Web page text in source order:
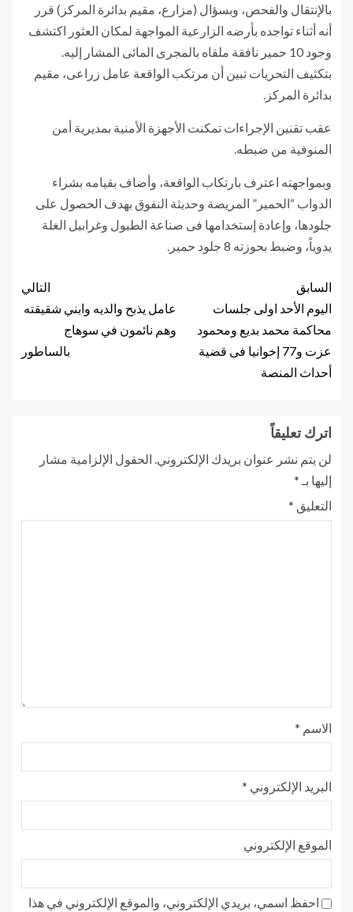
بالإنتقال والفحص، وبسؤال (مزارع، مقيم بدائرة المركز) قرر
أنه أثناء تواجده بأرضه الزارعية المواجهة لمكان العثور اكتشف
وجود 10 حمير نافقة ملقاه بالمجرى المائى المشار إليه.
بتكثيف التحريات تبين أن مرتكب الواقعة عامل زراعى، مقيم
بدائرة المركز.
عقب تقنين الإجراءات تمكنت الأجهزة الأمنية بمديرية أمن
المنوفية من ضبطه.
وبمواجهته اعترف بارتكاب الواقعة، وأضاف بقيامه بشراء
الدواب “الحمير” المريضة وحديثة النفوق بهدف الحصول على
جلودها، وإعادة إستخدامها فى صناعة الطبول وغرابيل الغلة
يدوياً، وضبط بحوزته 8 جلود حمير.
السابق
اليوم الأحد اولى جلسات
محاكمة محمد بديع ومحمود
عزت و77 إخوانيا فى قضية
أحداث المنصة
التالي
عامل يذبح والديه وابني شقيقته
وهم نائمون في سوهاج
بالساطور
اترك تعليقاً
لن يتم نشر عنوان بريدك الإلكتروني. الحقول الإلزامية مشار
إليها بـ *
التعليق *
الاسم *
البريد الإلكتروني *
الموقع الإلكتروني
احفظ اسمي، بريدي الإلكتروني، والموقع الإلكتروني في هذا